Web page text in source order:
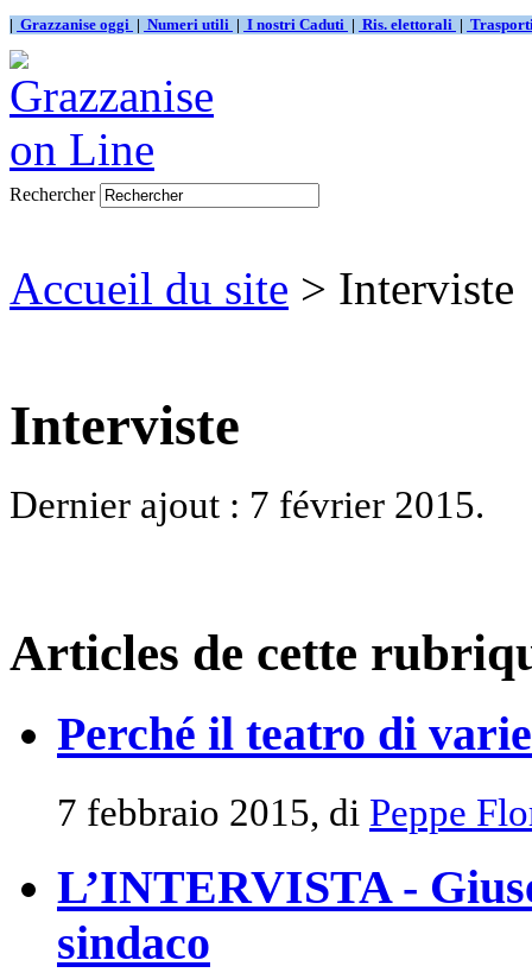
| Grazzanise oggi | Numeri utili | I nostri Caduti | Ris. elettorali |
Rechercher
Accueil du site > Interviste
Interviste
Dernier ajout : 7 février 2015.
Articles de cette
Perché il teatro di
7 febbraio 2015, di Peppe
L’INTERVISTA -
sindaco